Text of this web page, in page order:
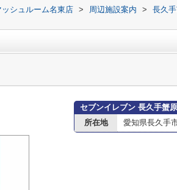
シュルーム名東店 > 周辺施設案内 > 長久
セブンイレブン 長久手蟹
所在地
愛知県長久手